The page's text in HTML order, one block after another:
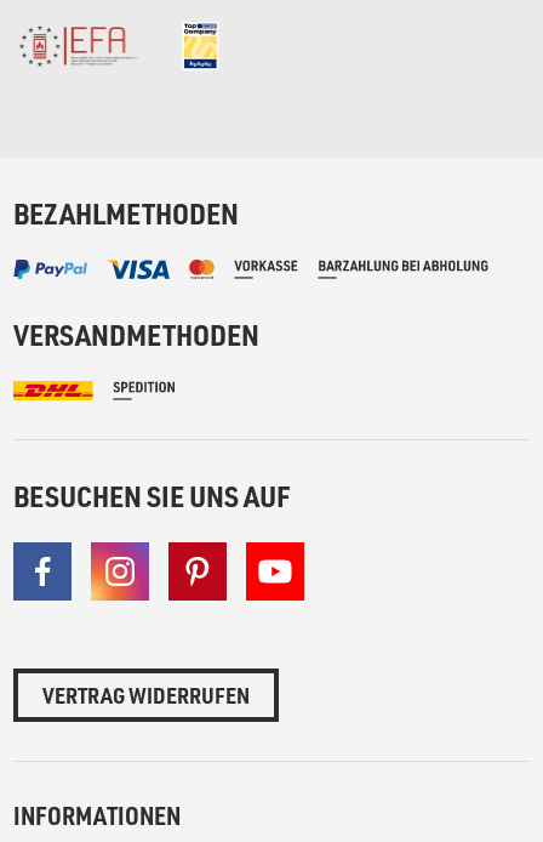
BEZAHLMETHODEN
VERSANDMETHODEN
BESUCHEN SIE UNS AUF
VERTRAG WIDERRUFEN
INFORMATIONEN